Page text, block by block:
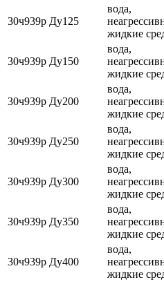
30ч939р Ду125
вода,
жидкие
30ч939р Ду150
вода,
жидкие
30ч939р Ду200
вода,
жидкие
30ч939р Ду250
вода,
жидкие
30ч939р Ду300
вода,
жидкие
30ч939р Ду350
вода,
жидкие
30ч939р Ду400
вода,
жидкие